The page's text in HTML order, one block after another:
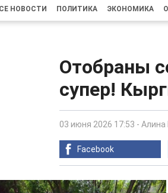
НОВОСТИ ПОЛИТИКА ЭКОНОМИКА
Отобраны
супер!
03 июня 2026 17:53 -
Facebook